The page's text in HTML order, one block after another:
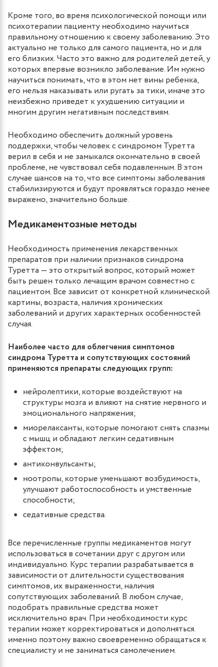
Кроме того, во время психологической помощи или
психотерапии пациенту необходимо научиться
правильному отношению к своему заболеванию. Это
актуально не только для самого пациента, но и для
его близких. Часто это важно для родителей детей, у
которых впервые возникло заболевание. Им нужно
научиться понимать, что в этом нет вины ребенка,
его нельзя наказывать или ругать за тики, иначе это
неизбежно приведет к ухудшению ситуации и
многим другим негативным последствиям.
Необходимо обеспечить должный уровень
поддержки, чтобы человек с синдромом Туретта
верил в себя и не замыкался окончательно в своей
проблеме, не чувствовал себя подавленным. В этом
случае шансов на то, что все симптомы заболевания
стабилизируются и будут проявляться гораздо менее
выражено, значительно больше.
Медикаментозные методы
Необходимость применения лекарственных
препаратов при наличии признаков синдрома
Туретта — это открытый вопрос, который может
быть решен только лечащим врачом совместно с
пациентом. Все зависит от конкретной клинической
картины, возраста, наличия хронических
заболеваний и других характерных особенностей
случая.
Наиболее часто для облегчения симптомов
синдрома Туретта и сопутствующих состояний
применяются препараты следующих групп:
нейролептики, которые воздействуют на
структуры мозга и влияют на снятие нервного и
эмоционального напряжения;
миорелаксанты, которые помогают снять спазмы
с мышц и обладают легким седативным
эффектом;
антиконвульсанты;
ноотропы, которые уменьшают возбудимость,
улучшают работоспособность и умственные
способности;
седативные средства.
Все перечисленные группы медикаментов могут
использоваться в сочетании друг с другом или
индивидуально. Курс терапии разрабатывается в
зависимости от длительности существования
симптомов, их выраженности, наличия
сопутствующих заболеваний. В любом случае,
подобрать правильные средства может
исключительно врач. При необходимости курс
терапии может корректироваться и дополняться.
именно поэтому важно своевременно обращаться к
специалисту и не заниматься самолечением.